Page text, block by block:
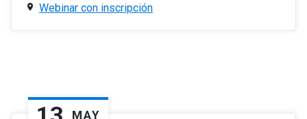
Webinar con inscripción
MAY